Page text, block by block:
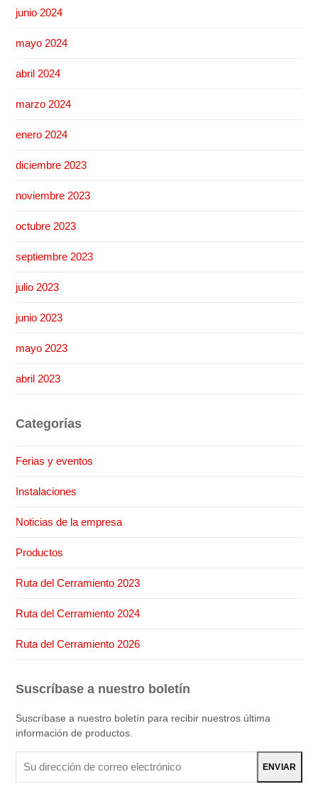
junio 2024
mayo 2024
abril 2024
marzo 2024
enero 2024
diciembre 2023
noviembre 2023
octubre 2023
septiembre 2023
julio 2023
junio 2023
mayo 2023
abril 2023
Categorías
Ferias y eventos
Instalaciones
Noticias de la empresa
Productos
Ruta del Cerramiento 2023
Ruta del Cerramiento 2024
Ruta del Cerramiento 2026
Suscríbase a nuestro boletín
Suscríbase a nuestro boletín para recibir nuestros última
información de productos.
dirección
ENVIAR